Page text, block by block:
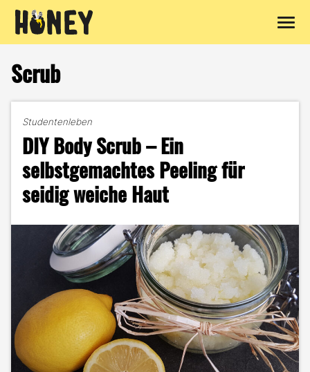
Inhalt
springen
Scrub
Studentenleben
DIY Body Scrub – Ein
selbstgemachtes Peeling für
seidig weiche Haut